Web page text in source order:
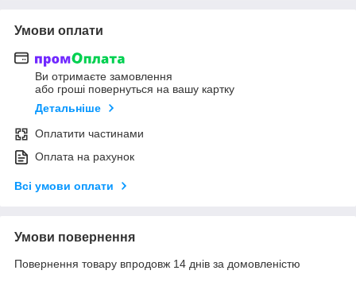
Умови оплати
Ви отримаєте замовлення
або гроші повернуться на вашу картку
Детальніше
Оплатити частинами
Оплата на рахунок
Всі умови оплати
Умови повернення
Повернення товару впродовж 14 днів за домовленістю